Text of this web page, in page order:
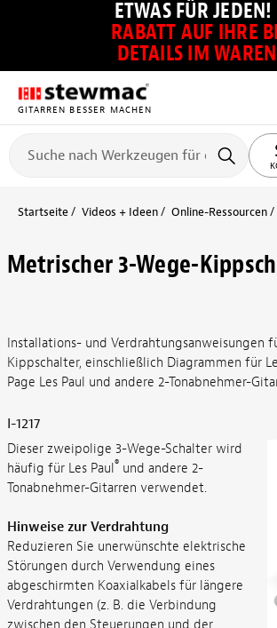
ETWAS FÜR JEDEN!
RABATT AUF IHRE
DETAILS IM
GITARREN BESSER MACHEN
Startseite Videos + Ideen Online-Ressourcen
Metrischer 3-Wege-
Installations- und Verdrahtungsanweisungen
Kippschalter, einschließlich Diagrammen für
Page Les Paul und andere 2-Tonabnehmer-
I-1217
Dieser zweipolige 3-Wege-Schalter wird
häufig für Les Paul®und andere 2-
Tonabnehmer-Gitarren verwendet.
Hinweise zur Verdrahtung
Reduzieren Sie unerwünschte elektrische
Störungen durch Verwendung eines
abgeschirmten Koaxialkabels für längere
Verdrahtungen (z. B. die Verbindung
zwischen den Steuerungen und der